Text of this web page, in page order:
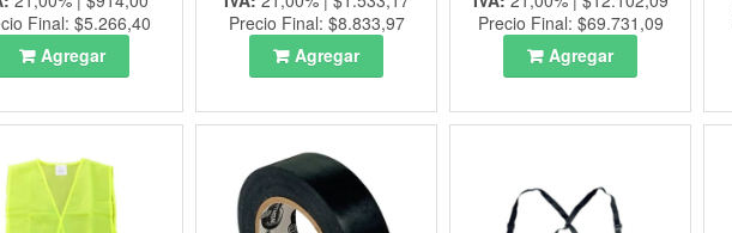
Final: $5.266,40
Agregar
Precio Final: $8.833,97
Agregar
Precio Final: $69.731,09
Agregar